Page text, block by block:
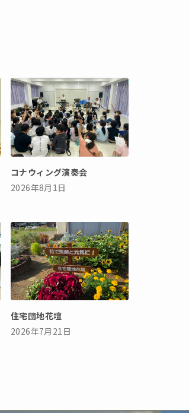
コナウィング演奏会
2026年8月1日
住宅団地花壇
2026年7月21日